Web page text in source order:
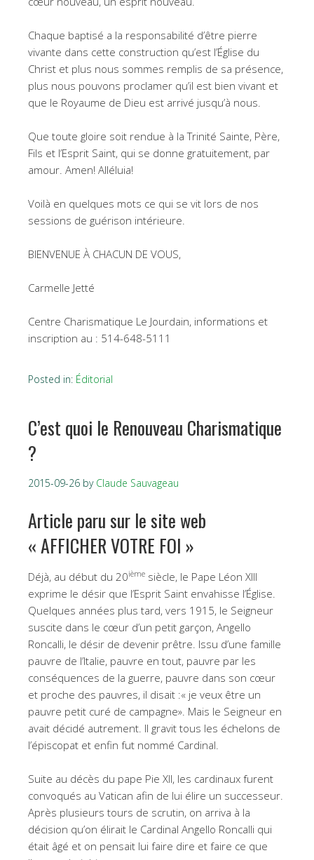
Chaque baptisé a la responsabilité d’être pierre
vivante dans cette construction qu’est l’Église du
Christ et plus nous sommes remplis de sa présence,
plus nous pouvons proclamer qu’il est bien vivant et
que le Royaume de Dieu est arrivé jusqu’à nous.
Que toute gloire soit rendue à la Trinité Sainte, Père,
Fils et l’Esprit Saint, qui se donne gratuitement, par
amour. Amen! Alléluia!
Voilà en quelques mots ce qui se vit lors de nos
sessions de guérison intérieure.
BIENVENUE À CHACUN DE VOUS,
Carmelle Jetté
Centre Charismatique Le Jourdain, informations et
inscription au : 514-648-5111
Posted in: Éditorial
C’est quoi le Renouveau Charismatique
?
2015-09-26 by Claude Sauvageau
Article paru sur le site web
« AFFICHER VOTRE FOI »
Déjà, au début du 20ième siècle, le Pape Léon XIII
exprime le désir que l’Esprit Saint envahisse l’Église.
Quelques années plus tard, vers 1915, le Seigneur
suscite dans le cœur d’un petit garçon, Angello
Roncalli, le désir de devenir prêtre. Issu d’une famille
pauvre de l’Italie, pauvre en tout, pauvre par les
conséquences de la guerre, pauvre dans son cœur
et proche des pauvres, il disait :« je veux être un
pauvre petit curé de campagne». Mais le Seigneur en
avait décidé autrement. Il gravit tous les échelons de
l’épiscopat et enfin fut nommé Cardinal.
Suite au décès du pape Pie XII, les cardinaux furent
convoqués au Vatican afin de lui élire un successeur.
Après plusieurs tours de scrutin, on arriva à la
décision qu’on élirait le Cardinal Angello Roncalli qui
était âgé et on pensait lui faire dire et faire ce que